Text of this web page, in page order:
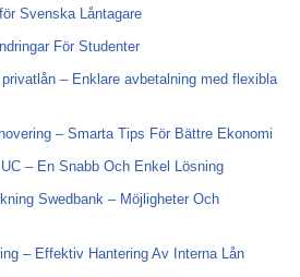
Svenska Låntagare
För Studenter
– Enklare avbetalning med flexibla
– Smarta Tips För Bättre Ekonomi
– En Snabb Och Enkel Lösning
Swedbank – Möjligheter Och
– Effektiv Hantering Av Interna Lån